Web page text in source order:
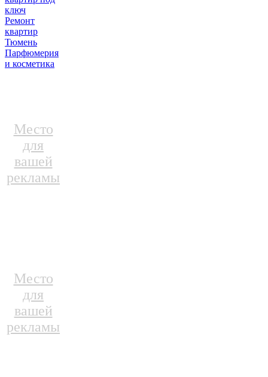
ключ
Ремонт
квартир
Тюмень
Парфюмерия
и косметика
Место
для
вашей
рекламы
Место
для
вашей
рекламы